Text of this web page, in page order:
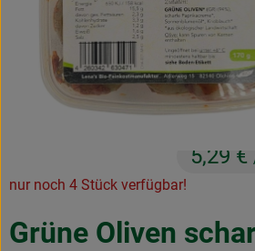
Frisches
Naturkost
Getränke
Über uns
Grüne Oliven
5,29 €
nur noch 4 Stück verfügbar!